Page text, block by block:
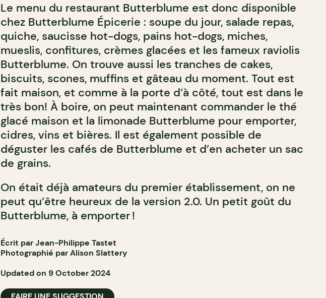
Le menu du restaurant Butterblume est donc disponible
chez Butterblume Épicerie : soupe du jour, salade repas,
quiche, saucisse hot-dogs, pains hot-dogs, miches,
mueslis, confitures, crèmes glacées et les fameux raviolis
Butterblume. On trouve aussi les tranches de cakes,
biscuits, scones, muffins et gâteau du moment. Tout est
fait maison, et comme à la porte d’à côté, tout est dans le
très bon! À boire, on peut maintenant commander le thé
glacé maison et la limonade Butterblume pour emporter,
cidres, vins et bières. Il est également possible de
déguster les cafés de Butterblume et d’en acheter un sac
de grains.
On était déjà amateurs du premier établissement, on ne
peut qu’être heureux de la version 2.0. Un petit goût du
Butterblume, à emporter !
Écrit par Jean-Philippe Tastet
Photographié par Alison Slattery
Updated on 9 October 2024